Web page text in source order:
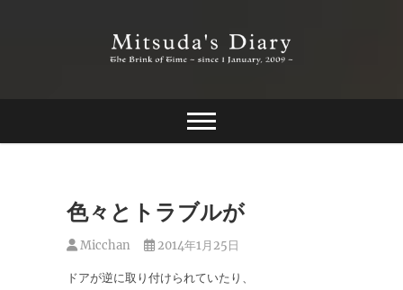
Mitsuda's Diary
色々とトラブルが
Micchan 2014年1月25日
ドアが逆に取り付けられていたり、